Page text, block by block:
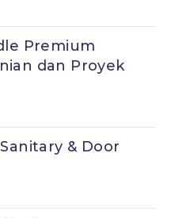
Premium
dan Proyek
& Door